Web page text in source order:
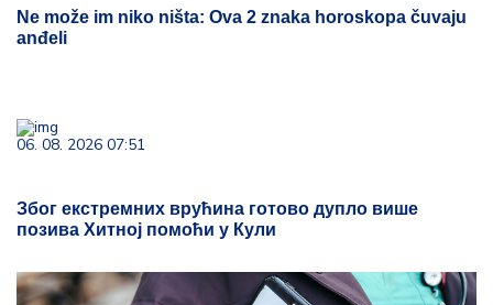
Ne može im niko ništa: Ova 2 znaka horoskopa čuvaju
anđeli
06. 08. 2026 07:51
Због екстремних врућина готово дупло више
позива Хитној помоћи у Кули